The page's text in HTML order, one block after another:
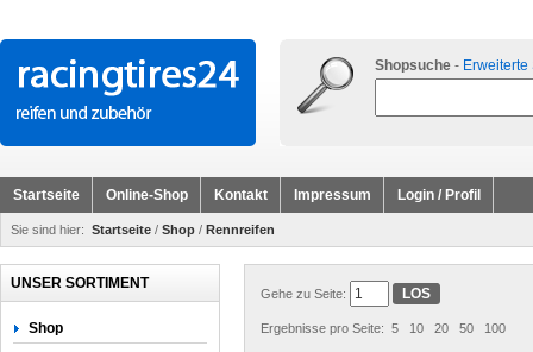
Shopsuche - Erweiterte
Startseite Online-Shop Kontakt Impressum Login / Profil
Sie sind hier: Startseite / Shop / Rennreifen
UNSER SORTIMENT
Shop
Gehe zu Seite:
Ergebnisse pro Seite: 5 10 20 50 100